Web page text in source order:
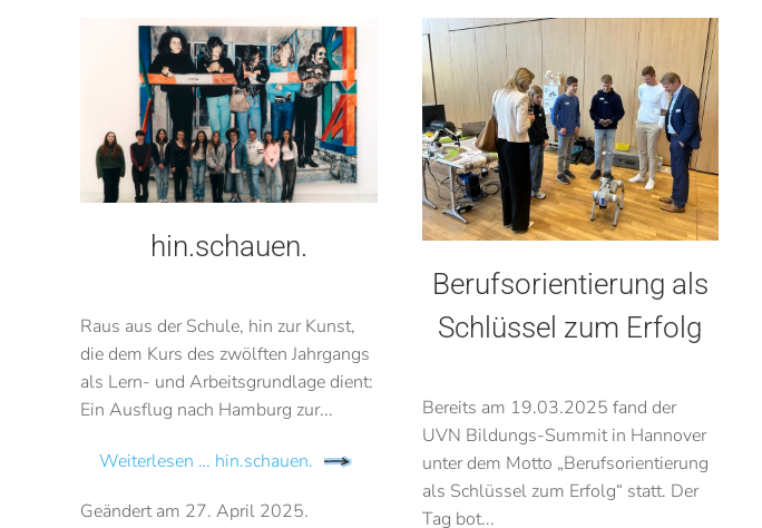
hin.schauen.
Raus aus der Schule, hin zur Kunst,
die dem Kurs des zwölften Jahrgangs
als Lern- und Arbeitsgrundlage dient:
Ein Ausflug nach Hamburg zur...
Weiterlesen … hin.schauen.
Geändert am 27. April 2025.
Berufsorientierung als
Schlüssel zum Erfolg
Bereits am 19.03.2025 fand der
UVN Bildungs-Summit in Hannover
unter dem Motto „Berufsorientierung
als Schlüssel zum Erfolg“ statt. Der
Tag bot...